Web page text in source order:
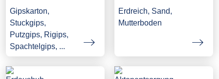
Gipskarton,
Stuckgips,
Putzgips, Rigips,
Spachtelgips, ...
Erdreich, Sand,
Mutterboden